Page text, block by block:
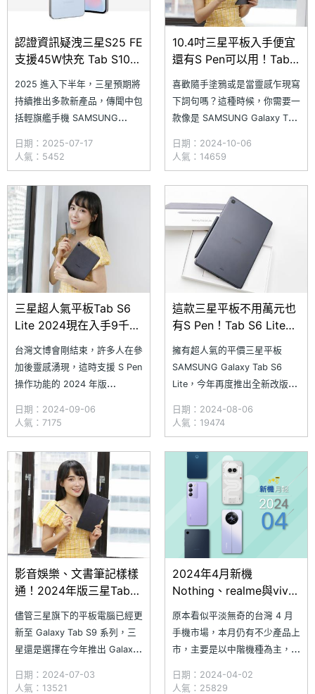
認證資訊疑洩三星S25 FE
支援45W快充 Tab S10
Lite規格也曝光
2025 進入下半年，三星預期將
持續推出多款新產品，傳聞中包
括輕旗艦手機 SAMSUNG
Galaxy Tab S10 Lite 均已在準
備當中。近日有消息指出，
SAMSUNG Galaxy S25 FE 與
Galaxy Tab S10 Lite 均已通過
日期：2025-07-17
人氣：5452
10.4吋三星平板入手便宜
還有S Pen可以用！Tab
S6 Lite 2024通路最低價
格整理(2024.10)
喜歡隨手塗鴉或是當靈感乍現寫
下詞句嗎？這種時候，你需要一
款像是 SAMSUNG Galaxy Tab
手寫筆的平板電腦。配備 10.4
吋螢幕，重量僅有 467g，外出
攜帶也很便利，適合學生黨與文
書族群使用。隨著
日期：2024-10-06
人氣：14659
三星超人氣平板Tab S6
Lite 2024現在入手9千有
(2024.9)
台灣文博會剛結束，許多人在參
加後靈感湧現，這時支援 S Pen
操作功能的 2024 年版
Lite，能成為你的隨身創作助
理。它擁有 10.4 吋螢幕，但僅
467g 的輕盈機身，方便隨時帶
出門；此外，還支援 Samsung
DeX 提供類電腦操作模式。究
日期：2024-09-06
人氣：7175
這款三星平板不用萬元也
有S Pen！Tab S6 Lite
(2024.8)
擁有超人氣的平價三星平板
SAMSUNG Galaxy Tab S6
Lite，今年再度推出全新改版設
Exynos 1280 處理器，雖然在
產品定位上屬於輕量化的 Lite
版本，但仍保有 S 系列平板盒
裝都會隨附 S Pen 手寫筆的一
大優勢。究竟 SAMSUNG G
日期：2024-08-06
人氣：19474
影音娛樂、文書筆記樣樣
通！2024年版三星Tab
S6 Lite通路最低價格一次
看(2024.7)
儘管三星旗下的平板電腦已經更
新至 Galaxy Tab S9 系列，三
星還是選擇在今年推出 Galaxy
本，不但保留了 S Pen 手寫
日期：2024-07-03
人氣：13521
2024年4月新機
Nothing、realme與vivo
中階手機搶市
原本看似平淡無奇的台灣 4 月
手機市場，本月仍有不少產品上
市，主要是以中階機種為主，分
realme 12 5G、Motorola
日期：2024-04-02
人氣：25829